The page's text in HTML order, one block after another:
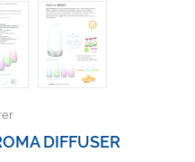
DIFFUSER